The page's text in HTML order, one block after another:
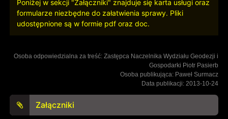
Poniżej w sekcji "Załączniki" znajduje się karta usługi oraz
formularze niezbędne do załatwienia sprawy. Pliki
udostępnione są w formie pdf oraz doc.
Osoba odpowiedzialna za treść: Zastępca Naczelnika Wydziału Geodezji i
Gospodarki Piotr Pasierb
Osoba publikująca: Paweł Surmacz
Data publikacji: 2013-10-24
Załączniki